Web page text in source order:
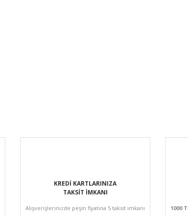
KREDİ KARTLARINIZA
TAKSİT İMKANI
Alışverişlerinizde peşin fiyatına 5 taksit imkanı 1000